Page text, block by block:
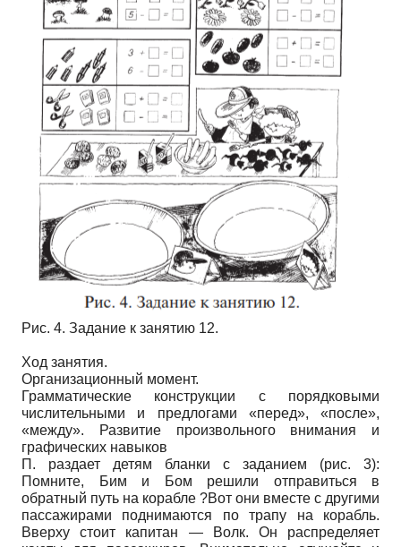
Рис. 4. Задание к занятию 12.
Ход занятия.
Организационный момент.
Грамматические конструкции с порядковыми
числительными и предлогами «перед», «после»,
«между». Развитие произвольного внимания и
графических навыков
П. раздает детям бланки с заданием (рис. 3):
Помните, Бим и Бом решили отправиться в
обратный путь на корабле ?Вот они вместе с другими
пассажирами поднимаются по трапу на корабль.
Вверху стоит капитан — Волк. Он распределяет